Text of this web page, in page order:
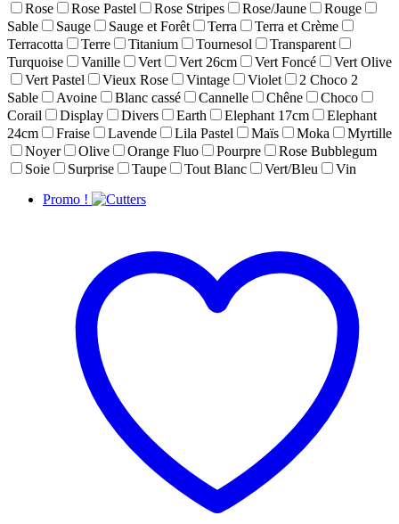
Rose
Rose Pastel Rose Stripes Rose/Jaune
Rouge
Sable
Sauge Sauge et Forêt Terra
Terra et Crème
Terracotta
Terre Titanium Tournesol
Transparent
Turquoise
Vanille Vert Vert 26cm Vert Foncé
Vert Olive
Vert Pastel
Vieux Rose Vintage Violet
2 Choco 2
Sable
Avoine Blanc cassé Cannelle Chêne
Choco
Corail
Display Divers Earth Elephant 17cm
Elephant
24cm
Fraise Lavende Lila Pastel Maïs Moka
Myrtille
Noyer
Olive Orange Fluo Pourpre
Rose Bubblegum
Soie
Surprise Taupe Tout Blanc Vert/Bleu
Vin
Promo !